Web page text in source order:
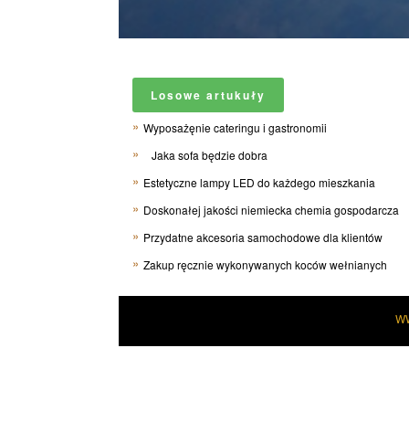
Losowe artukuły
Wyposażęnie cateringu i gastronomii
Jaka sofa będzie dobra
Estetyczne lampy LED do każdego mieszkania
Doskonałej jakości niemiecka chemia gospodarcza
Przydatne akcesoria samochodowe dla klientów
Zakup ręcznie wykonywanych koców wełnianych